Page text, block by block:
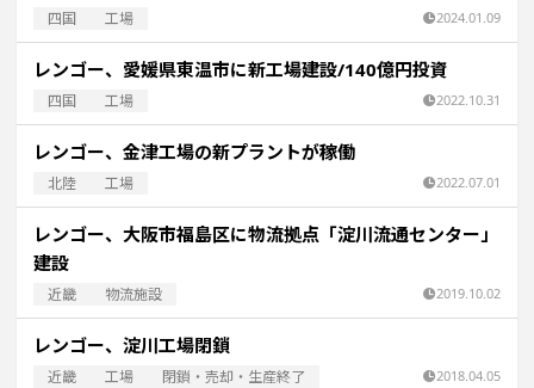
四国 工場 2024.01.09
レンゴー、愛媛県東温市に新工場建設/140億円投資
四国 工場 2022.10.31
レンゴー、金津工場の新プラントが稼働
北陸 工場 2022.07.01
レンゴー、大阪市福島区に物流拠点「淀川流通センター」
建設
近畿 物流施設 2019.10.02
レンゴー、淀川工場閉鎖
近畿 工場 閉鎖・売却・生産終了 2018.04.05